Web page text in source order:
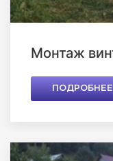
Монтаж
ПОДРОБНЕЕ